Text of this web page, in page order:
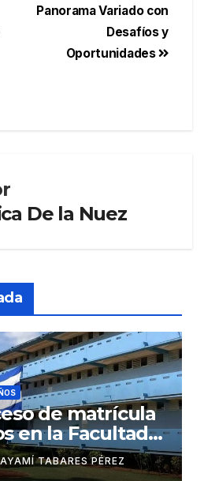
Panorama Variado con
Desafíos y
Oportunidades
De la Nuez
de matrícula
en la Facultad
TABARES PÉREZ